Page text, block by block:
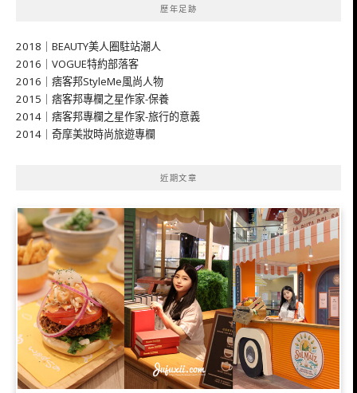
歷年足跡
2018｜BEAUTY美人圈駐站潮人
2016｜VOGUE特約部落客
2016｜痞客邦StyleMe風尚人物
2015｜痞客邦專欄之星作家-保養
2014｜痞客邦專欄之星作家-旅行的意義
2014｜奇摩美妝時尚旅遊專欄
近期文章